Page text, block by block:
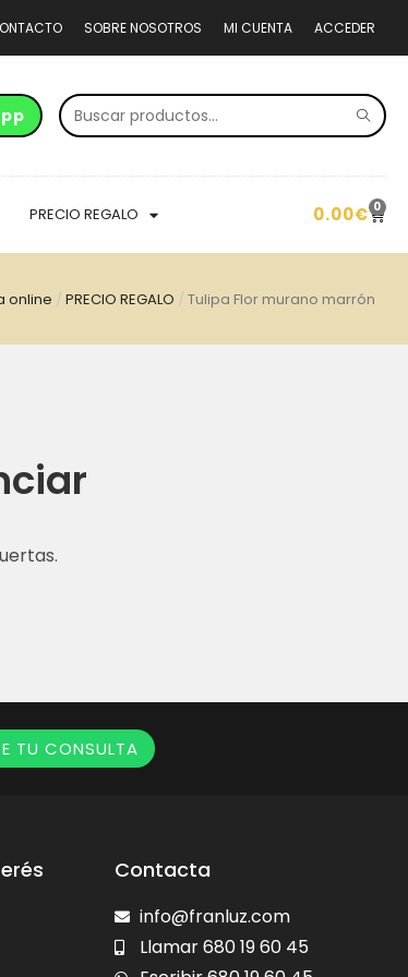
SOBRE NOSOTROS MI CUENTA ACCEDER
PRECIO REGALO 0.00€ 0
online / PRECIO REGALO / Tulipa Flor murano marrón
TU CONSULTA
Contacta
info@franluz.com
Llamar 680 19 60 45